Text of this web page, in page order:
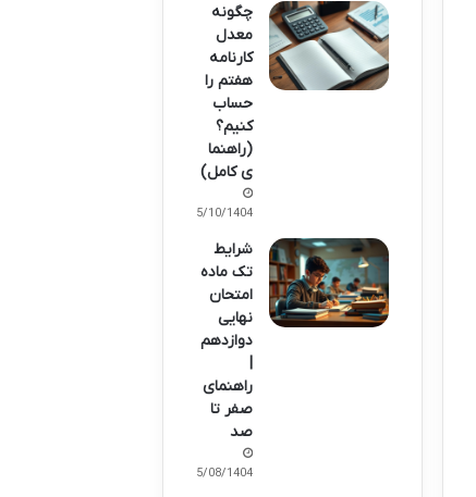
چگونه
معدل
کارنامه
هفتم را
حساب
کنیم؟
(راهنما
ی کامل)
15/10/1404
شرایط
تک ماده
امتحان
نهایی
دوازدهم
راهنمای
صفر تا
صد
25/08/1404